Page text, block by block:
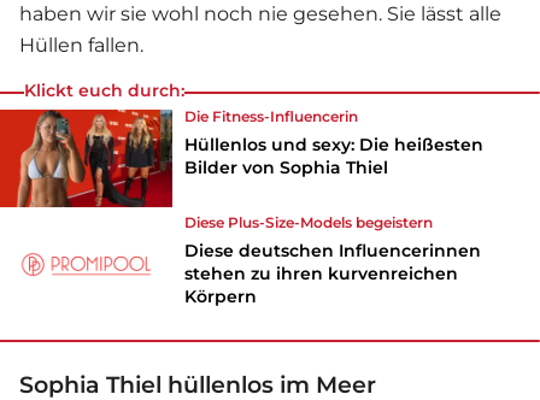
haben wir sie wohl noch nie gesehen. Sie lässt alle
Hüllen fallen.
Klickt euch durch:
Die Fitness-Influencerin
Hüllenlos und sexy: Die heißesten
Bilder von Sophia Thiel
Diese Plus-Size-Models begeistern
Diese deutschen Influencerinnen
stehen zu ihren kurvenreichen
Körpern
Sophia Thiel hüllenlos im Meer